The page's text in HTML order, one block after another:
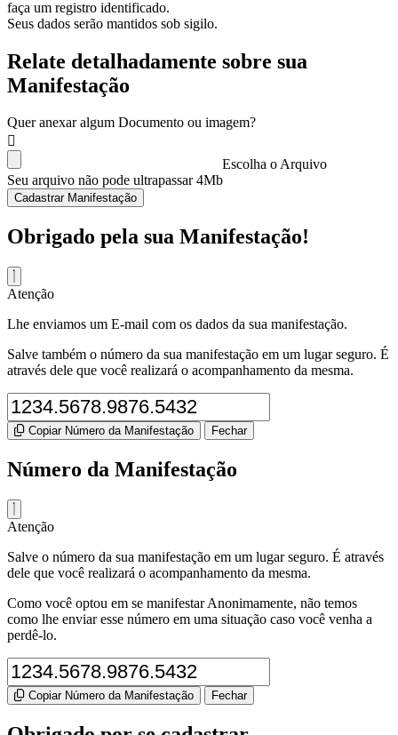
faça um registro identificado.
Seus dados serão mantidos sob sigilo.
Relate detalhadamente sobre sua
Manifestação
Quer anexar algum Documento ou imagem?
Escolha o Arquivo
Seu arquivo não pode ultrapassar 4Mb
Cadastrar Manifestação
Obrigado pela sua Manifestação!
Atenção
Lhe enviamos um E-mail com os dados da sua manifestação.
Salve também o número da sua manifestação em um lugar seguro. É
através dele que você realizará o acompanhamento da mesma.
Copiar Número da Manifestação Fechar
Número da Manifestação
Atenção
Salve o número da sua manifestação em um lugar seguro. É através
dele que você realizará o acompanhamento da mesma.
Como você optou em se manifestar Anonimamente, não temos
como lhe enviar esse número em uma situação caso você venha a
perdê-lo.
Copiar Número da Manifestação Fechar